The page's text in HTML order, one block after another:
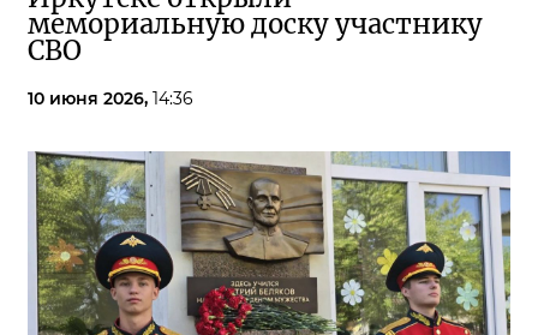
мемориальную доску участнику
СВО
10 июня 2026, 14:36